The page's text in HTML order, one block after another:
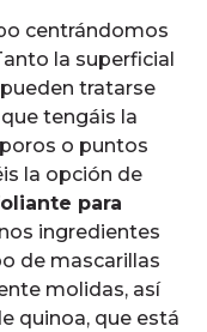
centrándomos
la superficial
tratarse
tengáis la
o puntos
la opción de
para
ingredientes
de mascarillas
molidas, así
quinoa, que está